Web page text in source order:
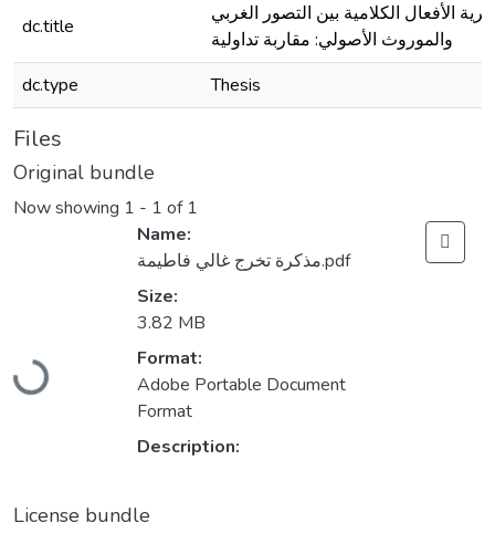
dc.title
الأفعال الكلامية بين التصور الغربي
والموروث الأصولي: مقاربة تداولية
dc.type
Thesis
Files
Original bundle
Now showing 1 - 1 of 1
Loading...
Name:
مذكرة تخرج غالي فاطيمة.pdf
Size:
3.82 MB
Format:
Adobe Portable Document
Format
Description:
License bundle